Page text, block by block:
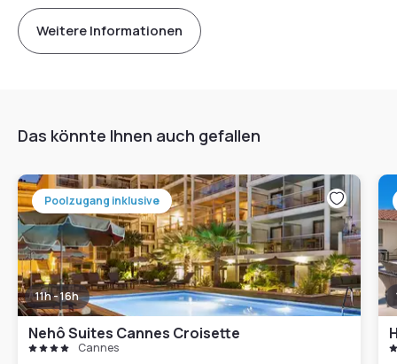
Weitere Informationen
Das könnte Ihnen auch gefallen
Poolzugang inklusive
11h - 16h
Nehô Suites Cannes Croisette
Cannes